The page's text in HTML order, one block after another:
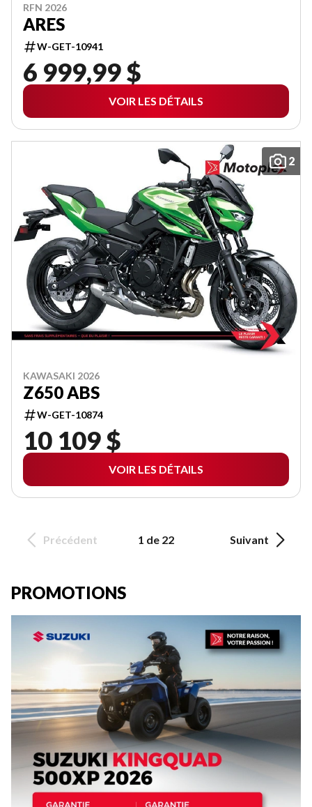
RFN 2026
ARES
W-GET-10941
6 999,99 $
VOIR LES DÉTAILS
2
KAWASAKI 2026
Z650 ABS
W-GET-10874
10 109 $
VOIR LES DÉTAILS
Précédent 1 de 22 Suivant
PROMOTIONS